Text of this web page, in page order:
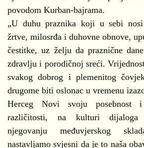
povodom Kurban-bajrama.
„U duhu praznika koji u sebi
žrtve, milosrđa i duhovne obnove,
čestitke, uz želju da praznične
zdravlju i porodičnoj sreći.
svakog dobrog i plemenitog
drugome biti oslonac u vremenu
Herceg Novi svoju posebnost
različitosti, na kulturi dijaloga
njegovanju međuvjerskog
nastavljamo svjesni da je to naša